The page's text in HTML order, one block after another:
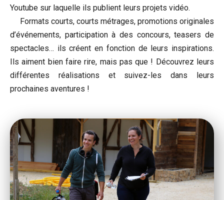
Youtube sur laquelle ils publient leurs projets vidéo.
Formats courts, courts métrages, promotions originales
d’événements, participation à des concours, teasers de
spectacles… ils créent en fonction de leurs inspirations.
Ils aiment bien faire rire, mais pas que ! Découvrez leurs
différentes réalisations et suivez-les dans leurs
prochaines aventures !